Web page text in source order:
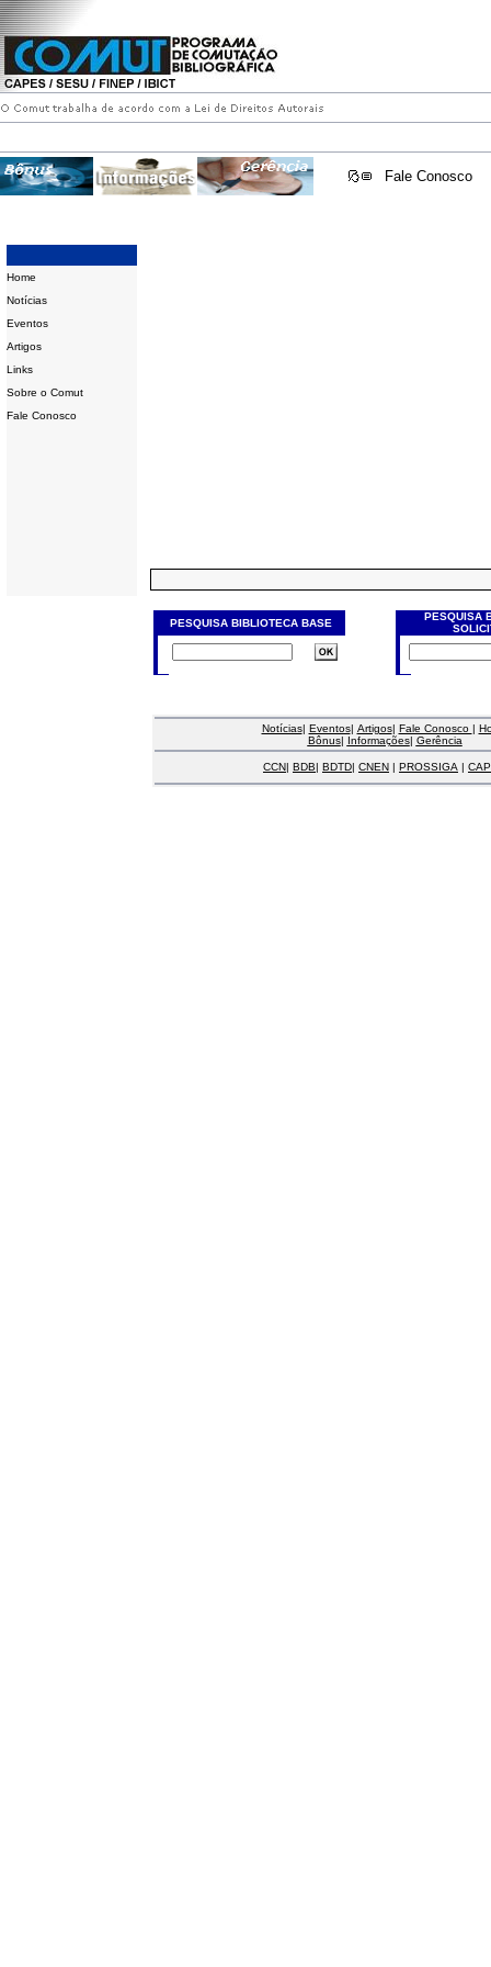
Fale Conosco
Home
Notícias
Eventos
Artigos
Links
Sobre o Comut
Fale Conosco
PESQUISA BIBLIOTECA BASE
PESQUISA
Notícias| Eventos| Artigos| Fale Conosco |
Bônus| Informações| Gerência
CCN| BDB| BDTD| CNEN | PROSSIGA |